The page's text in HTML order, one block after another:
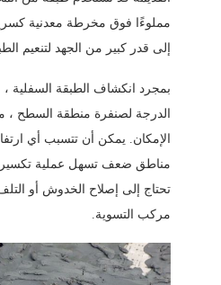
مملوءًا فوق مخرطة معدنية
إلى قدر كبير من الجهد لتنعيم
بمجرد انكشاف الطبقة
الدرجة لصنفرة منطقة السطح ،
الإمكان. يمكن أن تتسبب أي
مناطق ضعف تسهل عملية تكسير
تحتاج إلى إصلاح الخدوش أو
مركب التسوية.